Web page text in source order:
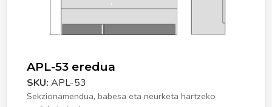
APL-53 eredua
SKU: APL-53
Sekzionamendua, babesa eta neurketa hartzeko